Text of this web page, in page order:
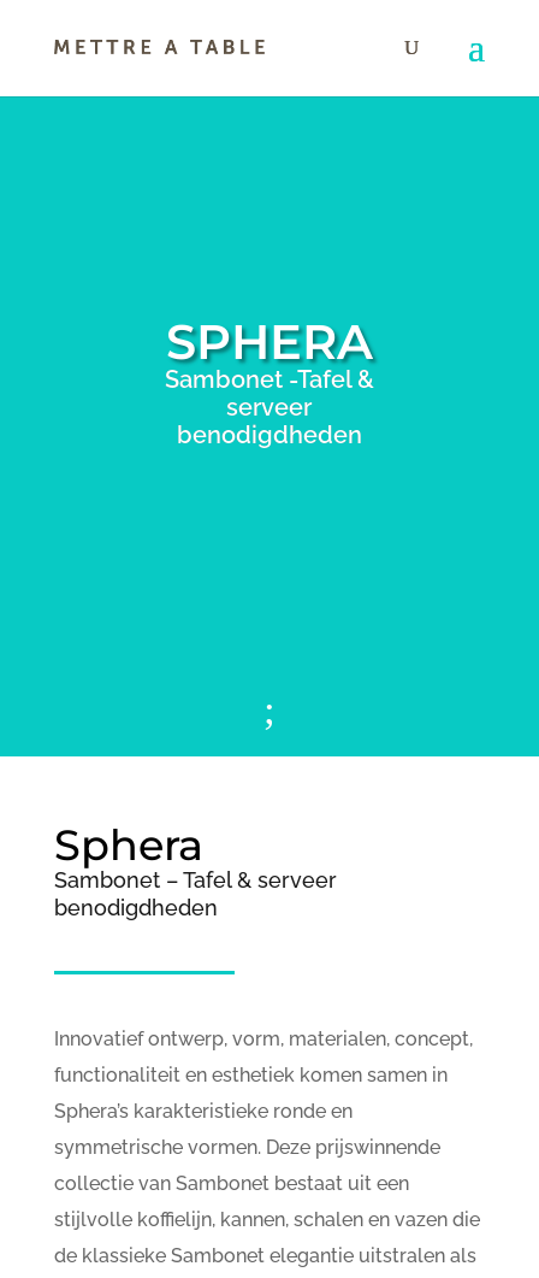
SPHERA
Sambonet -Tafel &
serveer
benodigdheden
;
Sphera
Sambonet – Tafel & serveer
benodigdheden
Innovatief ontwerp, vorm, materialen, concept,
functionaliteit en esthetiek komen samen in
Sphera’s karakteristieke ronde en
symmetrische vormen. Deze prijswinnende
collectie van Sambonet bestaat uit een
stijlvolle koffielijn, kannen, schalen en vazen die
de klassieke Sambonet elegantie uitstralen als